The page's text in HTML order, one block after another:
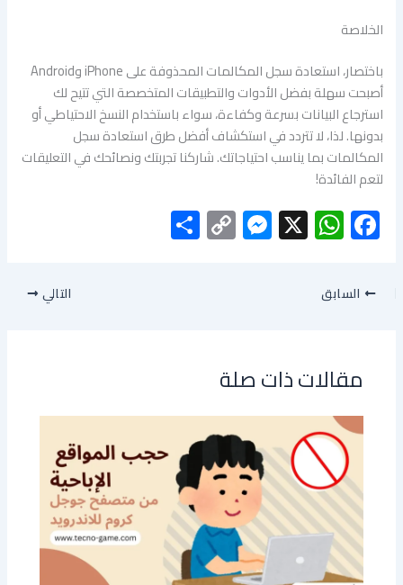
الخلاصة
باختصار، استعادة سجل المكالمات المحذوفة على iPhone وAndroid
أصبحت سهلة بفضل الأدوات والتطبيقات المتخصصة التي تتيح لك
استرجاع البيانات بسرعة وكفاءة، سواء باستخدام النسخ الاحتياطي أو
بدونها. لذا، لا تتردد في استكشاف أفضل طرق استعادة سجل
المكالمات بما يناسب احتياجاتك. شاركنا تجربتك ونصائحك في التعليقات
لتعم الفائدة!
F
ac
e
b
ok
W
h
p
p
X
M
es
er
C
o
السابق التالي
مقالات ذات صلة